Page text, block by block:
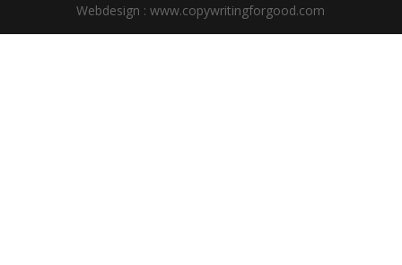
Webdesign : www.copywritingforgood.com